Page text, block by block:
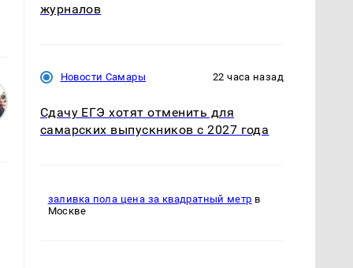
журналов
Новости Самары 22 часа назад
Сдачу ЕГЭ хотят отменить для
самарских выпускников с 2027 года
заливка пола цена за квадратный метр в
Москве